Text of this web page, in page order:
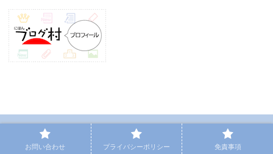
PAGE TOP
お問い合わせ プライバシーポリシー 免責事項